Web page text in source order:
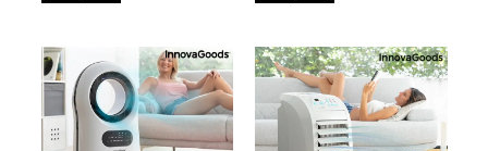
0,35 L 3 Bar
1000W
Shiatsu